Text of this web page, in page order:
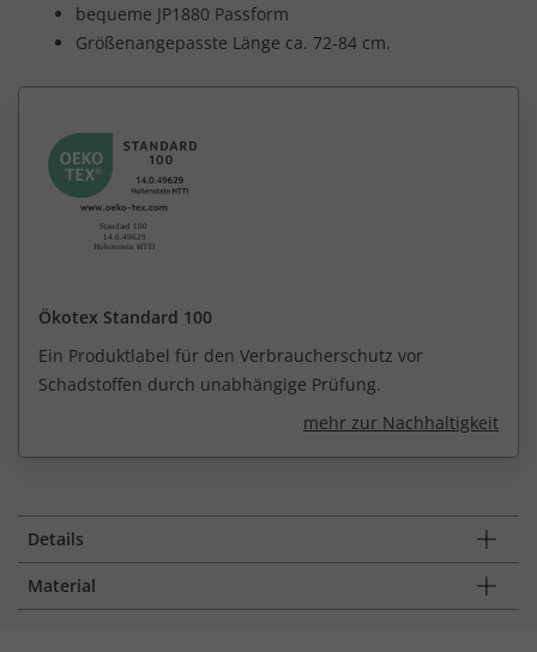
bequeme JP1880 Passform
Größenangepasste Länge ca. 72-84 cm.
Ökotex Standard 100
Ein Produktlabel für den Verbraucherschutz vor
Schadstoffen durch unabhängige Prüfung.
mehr zur Nachhaltigkeit
Details
Material